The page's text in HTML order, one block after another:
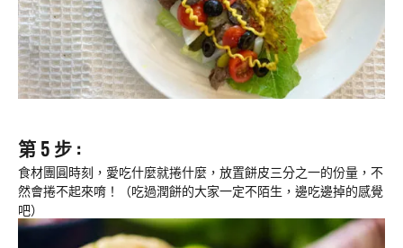
第 5 步 :
食材團圓時刻，愛吃什麼就捲什麼，放置餅皮三分之一的份量，不
然會捲不起來唷！（吃過潤餅的大家一定不陌生，邊吃邊掉的感覺
吧）